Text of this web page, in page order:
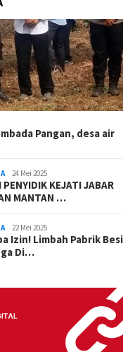
Pangan, desa air
24 Mei 2025
PENYIDIK KEJATI JABAR
MANTAN …
22 Mei 2025
Izin! Limbah Pabrik Besi
Di…